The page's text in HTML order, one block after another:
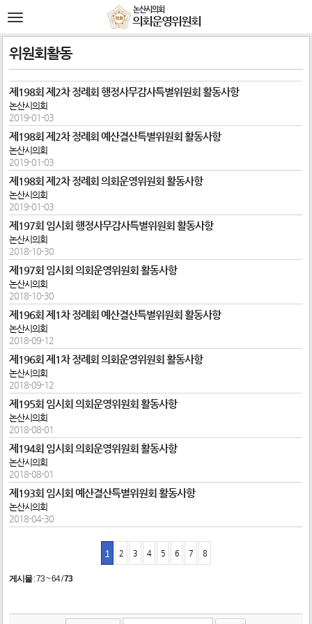
논산시의회
의회운영위원회
전
메
뉴
위원회활동
제198회 제2차 정례회 행정사무감사특별위원회 활동사항
논산시의회
2019-01-03
제198회 제2차 정례회 예산결산특별위원회 활동사항
논산시의회
2019-01-03
제198회 제2차 정례회 의회운영위원회 활동사항
논산시의회
2019-01-03
제197회 임시회 행정사무감사특별위원회 활동사항
논산시의회
2018-10-30
제197회 임시회 의회운영위원회 활동사항
논산시의회
2018-10-30
제196회 제1차 정례회 예산결산특별위원회 활동사항
논산시의회
2018-09-12
제196회 제1차 정례회 의회운영위원회 활동사항
논산시의회
2018-09-12
제195회 임시회 의회운영위원회 활동사항
논산시의회
2018-08-01
제194회 임시회 의회운영위원회 활동사항
논산시의회
2018-08-01
제193회 임시회 예산결산특별위원회 활동사항
논산시의회
2018-04-30
1 2 3 4 5 6 7 8
게시물:73 ~ 64/73